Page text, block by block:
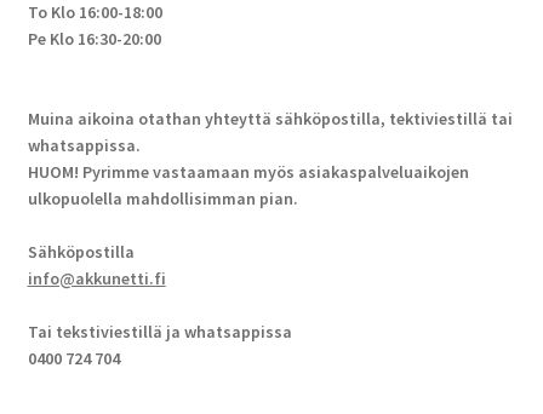
To Klo 16:00-18:00
Pe Klo 16:30-20:00
Muina aikoina otathan yhteyttä sähköpostilla, tektiviestillä tai
whatsappissa.
HUOM! Pyrimme vastaamaan myös asiakaspalveluaikojen
ulkopuolella mahdollisimman pian.
Sähköpostilla
info@akkunetti.fi
Tai tekstiviestillä ja whatsappissa
0400 724 704